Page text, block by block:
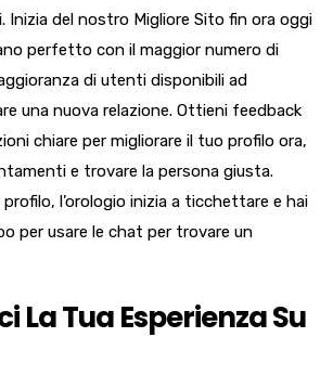
Inizia del nostro Migliore Sito fin ora oggi
perfetto con il maggior numero di
di utenti disponibili ad
una nuova relazione. Ottieni feedback
chiare per migliorare il tuo profilo ora,
e trovare la persona giusta.
l’orologio inizia a ticchettare e hai
per usare le chat per trovare un
La Tua Esperienza Su